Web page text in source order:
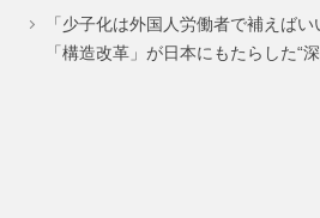
ジ
「少子化は外国人労働者で補えば
「構造改革」が日本にもたらした“